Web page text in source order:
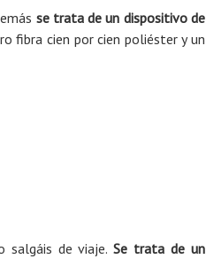
se trata de un dispositivo de
fibra cien por cien poliéster y un
salgáis de viaje.Se trata de un